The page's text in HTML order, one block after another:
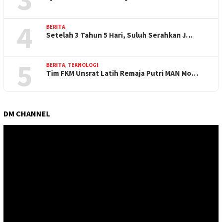
4 BERITA
Setelah 3 Tahun 5 Hari, Suluh Serahkan J…
5 BERITA, TEKNOLOGI
Tim FKM Unsrat Latih Remaja Putri MAN Mo…
DM CHANNEL